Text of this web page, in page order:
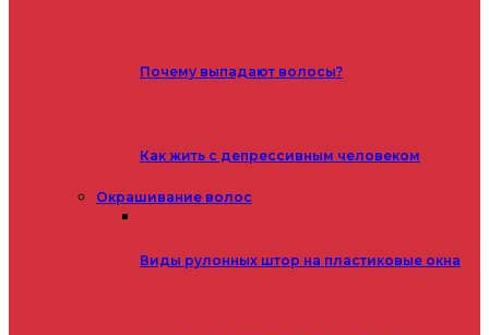
Почему выпадают волосы?
Как жить с депрессивным человеком
Окрашивание волос
Виды рулонных штор на пластиковые окна